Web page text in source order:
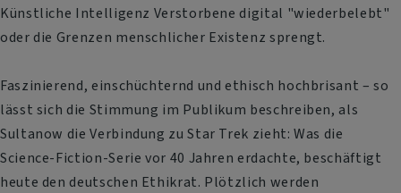
Künstliche Intelligenz Verstorbene digital "wiederbelebt"
oder die Grenzen menschlicher Existenz sprengt.
Faszinierend, einschüchternd und ethisch hochbrisant – so
lässt sich die Stimmung im Publikum beschreiben, als
Sultanow die Verbindung zu Star Trek zieht: Was die
Science-Fiction-Serie vor 40 Jahren erdachte, beschäftigt
heute den deutschen Ethikrat. Plötzlich werden